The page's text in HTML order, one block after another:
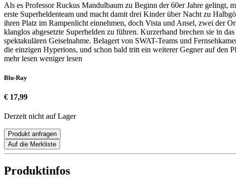
Als es Professor Ruckus Mandulbaum zu Beginn der 60er Jahre gelingt,
erste Superheldenteam und macht damit drei Kinder über Nacht zu
ihren Platz im Rampenlicht einnehmen, doch Vista und Ansel, zwei der
klanglos abgesetzte Superhelden zu führen. Kurzerhand brechen sie in
spektakulären Geiselnahme. Belagert von SWAT-Teams und
die einzigen Hyperions, und schon bald tritt ein weiterer Gegner auf den
mehr lesen weniger lesen
Blu-Ray
€ 17,99
Derzeit nicht auf Lager
Produkt anfragen
Auf die Merkliste
Produktinfos